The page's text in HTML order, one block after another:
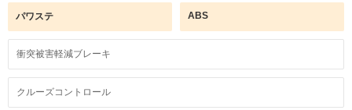
パワステ ABS
衝突被害軽減ブレーキ
クルーズコントロール